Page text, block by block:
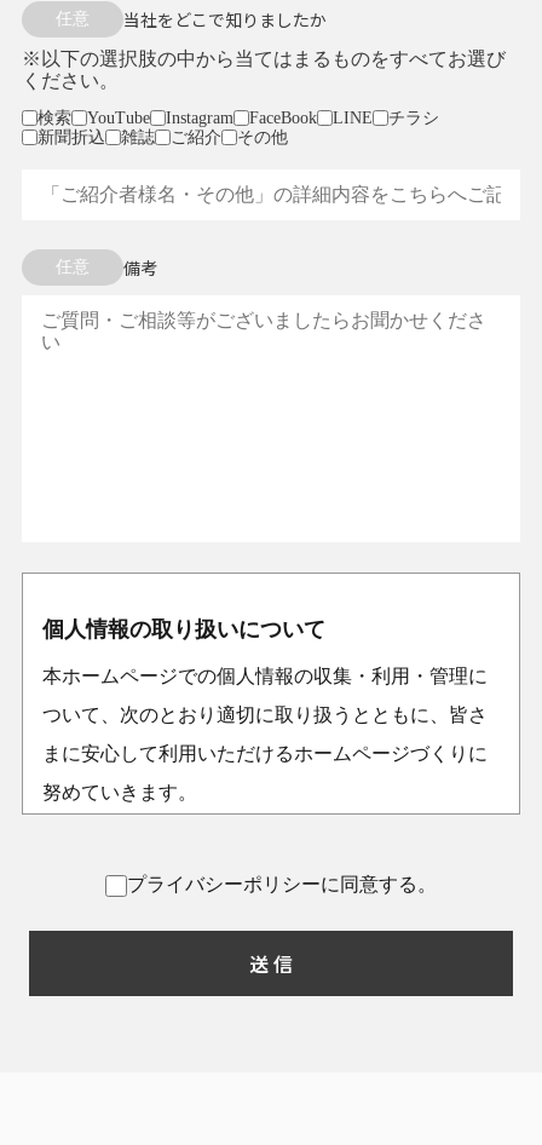
当社をどこで知りましたか
任意
※以下の選択肢の中から当てはまるものをすべてお選び
ください。
検索 YouTube Instagram FaceBook LINE
チラシ
新聞折込
雑誌 ご紹介 その他
備考
任意
個人情報の取り扱いについて
本ホームページでの個人情報の収集・利用・管理に
ついて、次のとおり適切に取り扱うとともに、皆さ
まに安心して利用いただけるホームページづくりに
努めていきます。
本サイトを通じて当社が提供を受けた、住所、氏
名、電話番号、E-mail アドレス等、特定の個人を識
別できる情報をいいます。
プライバシーポリシーに同意する。